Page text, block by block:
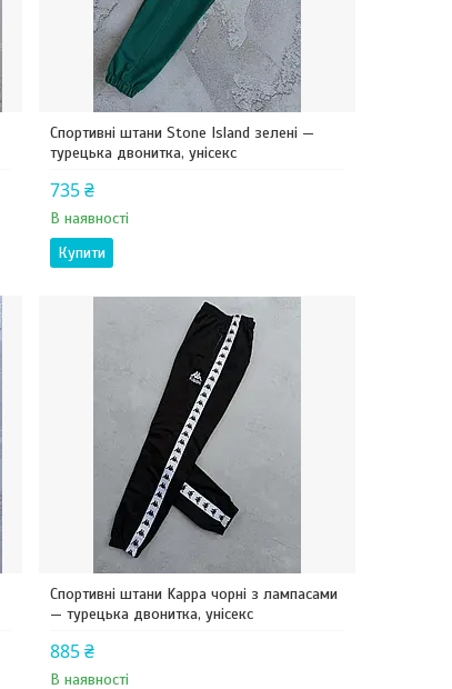
Спортивні штани Stone Island зелені —
турецька двонитка, унісекс
735 ₴
В наявності
Купити
Спортивні штани Kappa чорні з лампасами
— турецька двонитка, унісекс
885 ₴
В наявності